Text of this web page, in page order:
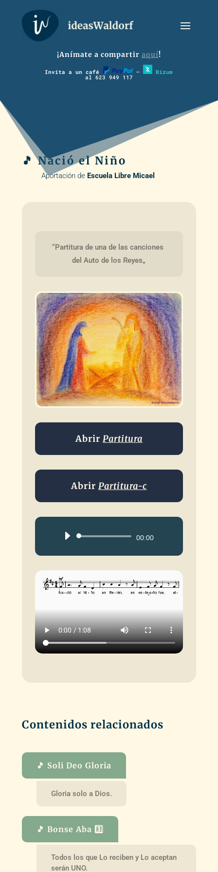
¡Anímate a compartir aquí!
Invita a un café – Bizum
al 623 949 117
🎵 Nació el Niño
Aportación de Escuela Libre Micael
“Partitura de una de las canciones
del Auto de los Reyes„
Abrir Partitura
Abrir Partitura-c
Reproductor00:00
Contenidos relacionados
🎵 Soli Deo Gloria
Gloria solo a Dios.
🎵 Bonse Aba 3️⃣
Todos los que Lo reciben y Lo aceptan
serán UNO.